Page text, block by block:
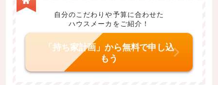
自分のこだわりや予算に合わせた
ハウスメーカをご紹介！
「持ち家計画」から無料で申し込
もう